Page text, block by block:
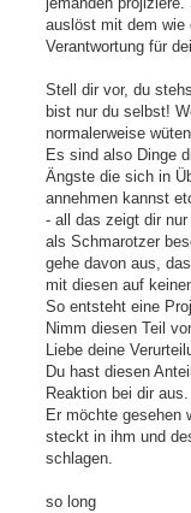
auslöst mit dem wie
Verantwortung für
Stell dir vor, du
bist nur du selbst!
normalerweise
Es sind also Dinge
Ängste die sich in
annehmen kannst
- all das zeigt dir
als Schmarotzer
gehe davon aus,
mit diesen auf
So entsteht eine
Nimm diesen Teil
Liebe deine
Du hast diesen
Reaktion bei dir aus.
Er möchte gesehen
steckt in ihm und
schlagen.
so long